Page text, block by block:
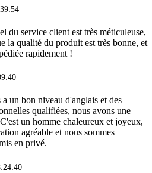
du service client est très méticuleuse,
la qualité du produit est très bonne, et
rapidement !
un bon niveau d'anglais et des
qualifiées, nous avons une
un homme chaleureux et joyeux,
agréable et nous sommes
en privé.